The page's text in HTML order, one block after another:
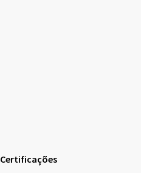
Certificações